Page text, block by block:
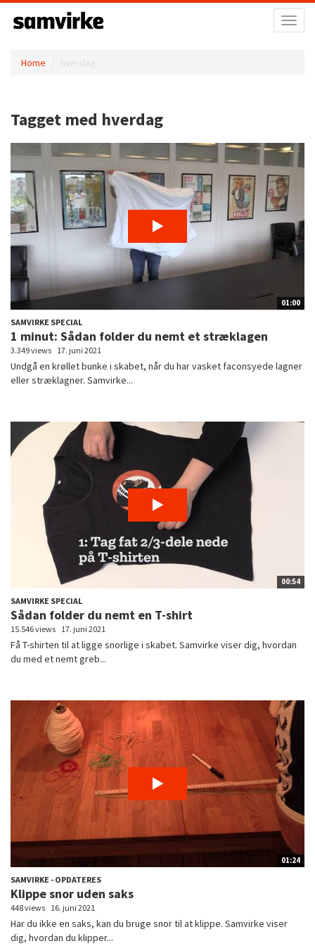
Home hverdag
Tagget med hverdag
01:00
SAMVIRKE SPECIAL
1 minut: Sådan folder du nemt et stræklagen
3.349 views 17. juni 2021
Undgå en krøllet bunke i skabet, når du har vasket faconsyede lagner
eller stræklagner. Samvirke...
00:54
SAMVIRKE SPECIAL
Sådan folder du nemt en T-shirt
15.546 views 17. juni 2021
Få T-shirten til at ligge snorlige i skabet. Samvirke viser dig, hvordan
du med et nemt greb...
01:24
SAMVIRKE - OPDATERES
Klippe snor uden saks
448 views 16. juni 2021
Har du ikke en saks, kan du bruge snor til at klippe. Samvirke viser
dig, hvordan du klipper...